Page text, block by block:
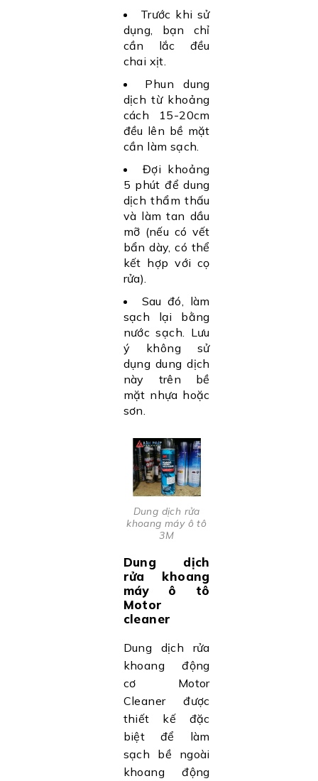
Trước khi sử
dụng, bạn chỉ
cần lắc đều
chai xịt.
Phun dung
dịch từ khoảng
cách 15-20cm
đều lên bề mặt
cần làm sạch.
Đợi khoảng
5 phút để dung
dịch thẩm thấu
và làm tan dầu
mỡ (nếu có vết
bẩn dày, có thể
kết hợp với cọ
rửa).
Sau đó, làm
sạch lại bằng
nước sạch. Lưu
ý không sử
dụng dung dịch
này trên bề
mặt nhựa hoặc
sơn.
Dung dịch rửa
khoang máy ô tô
3M
Dung dịch
rửa khoang
máy ô tô
Motor
cleaner
Dung dịch rửa
khoang động
cơ Motor
Cleaner được
thiết kế đặc
biệt để làm
sạch bề ngoài
khoang động